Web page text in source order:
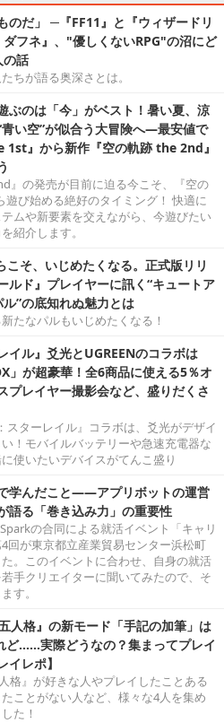
のだ」 ─『FF11』と『ウィザードリ
ダフネ』、"優しくないRPG"の沼にど
の話
ちが語る奥深さとは。
ぶのは「今」がベスト！暑い夏、涼
青い空”が似合う大冒険へ―最安値で
1st』から新作『空の軌跡 the 2nd』
』の発売が目前に迫る今こそ、『空の
遊び始める絶好のタイミング！ 快適に
ムや新要素を交えながら、今遊びたい
紹介します。
そ、いじめたくなる。正式版リリ
ルド』プレイヤーに訊く“キュートア
”の底知れぬ魅力とは
たなパルもいじめたくなる！
イル』爻光とUGREENのコラボは
」が超豪華！全6商品に使える5％オ
プレイヤー撮影会など、盛りだくさ
スターレイル』コラボは、爻光がデザイ
！モバイルバッテリーや急速充電器な
使いたいデバイスがてんこ盛り
学んだこと――アプリボットの運営
語る「巻き込み力」の重要性
の合同による就活イベント「キャリ
回が東京都立産業貿易センター浜松町
。このイベントに合わせ、自身の就活
手クリエイターに聞いてみたので、そ
す。
人格』の新モード「手記の加筆」は
ど……実際どうなの？集まってプレイ
イレポ】
格』が好きな人やプレイしたことある
ことがない人など、様々な4人を集め
た！